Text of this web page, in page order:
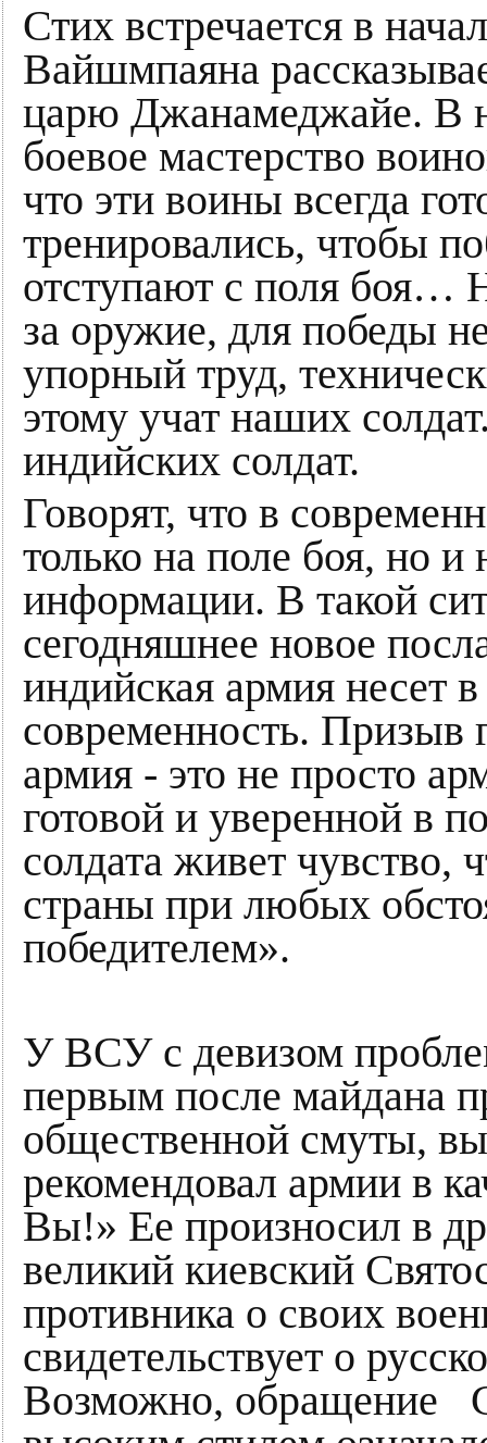
Стих встречается в
Вайшмпаяна
царю Джанамеджайе. В
боевое мастерство
что эти воины всегда
тренировались, чтобы
отступают с поля боя…
за оружие, для победы
упорный труд,
этому учат наших
индийских солдат.
Говорят, что в
только на поле боя, но и
информации. В такой
сегодняшнее новое
индийская армия несет
современность. Призыв
армия - это не просто
готовой и уверенной в
солдата живет чувство,
страны при любых
победителем».
У ВСУ с девизом
первым после майдана
общественной смуты,
рекомендовал армии в
Вы!» Ее произносил в
великий киевский
противника о своих
свидетельствует о
Возможно, обращение